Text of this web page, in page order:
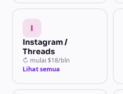
I
Instagram /
Threads
↻ mulai $18/bln
Lihat semua